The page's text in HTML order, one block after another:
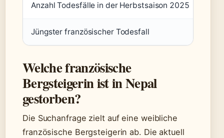
Anzahl Todesfälle in der Herbstsaison 2025
Jüngster französischer Todesfall
Welche französische
Bergsteigerin ist in Nepal
gestorben?
Die Suchanfrage zielt auf eine weibliche
französische Bergsteigerin ab. Die aktuell